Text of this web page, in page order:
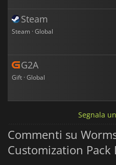
Steam
Steam · Global
G2A
Gift · Global
Segnala
Commenti su
Customization Pack